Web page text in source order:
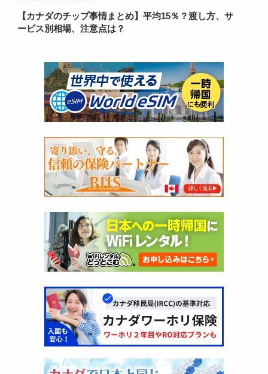
【カナダのチップ事情まとめ】平均15％？渡し方、サ
ービス別相場、注意点は？